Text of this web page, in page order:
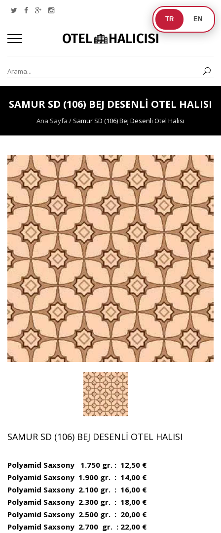
TR EN
SAMUR SD (106) BEJ DESENLI OTEL HALISI
Ana Sayfa / Samur SD (106) Bej Desenli Otel Halısı
SAMUR SD (106) BEJ DESENLI OTEL HALISI
Polyamid Saxsony 1.750 gr. : 12,50 €
Polyamid Saxsony 1.900 gr. : 14,00 €
Polyamid Saxsony 2.100 gr. : 16,00 €
Polyamid Saxsony 2.300 gr. : 18,00 €
Polyamid Saxsony 2.500 gr. : 20,00 €
Polyamid Saxsony 2.700 gr. : 22,00 €